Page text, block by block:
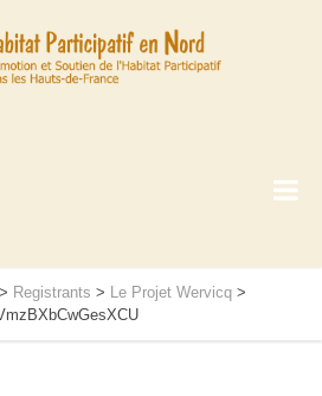
> Registrants > Le Projet Wervicq >